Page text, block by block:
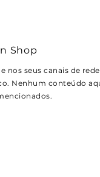
Shop
nos seus canais de
Nenhum conteúdo